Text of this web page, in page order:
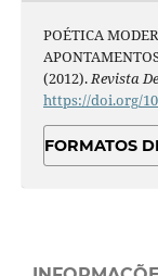
POÉTICA
(2012).Revista
https://doi.org/
FORMATOS